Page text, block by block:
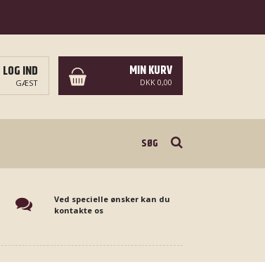
LOG IND
GÆST
MIN KURV
DKK 0,00
Ved specielle ønsker kan du
kontakte os